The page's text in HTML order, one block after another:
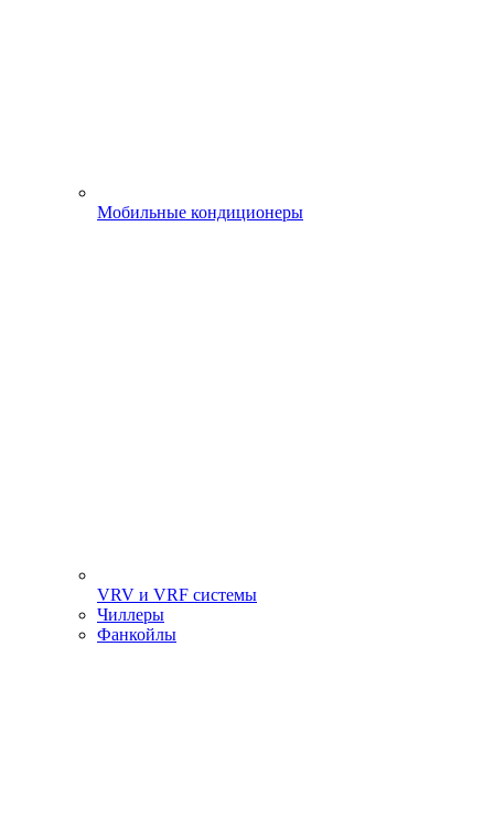
Мобильные кондиционеры
VRV и VRF системы
Чиллеры
Фанкойлы